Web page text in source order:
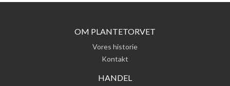
OM PLANTETORVET
Vores historie
Kontakt
HANDEL